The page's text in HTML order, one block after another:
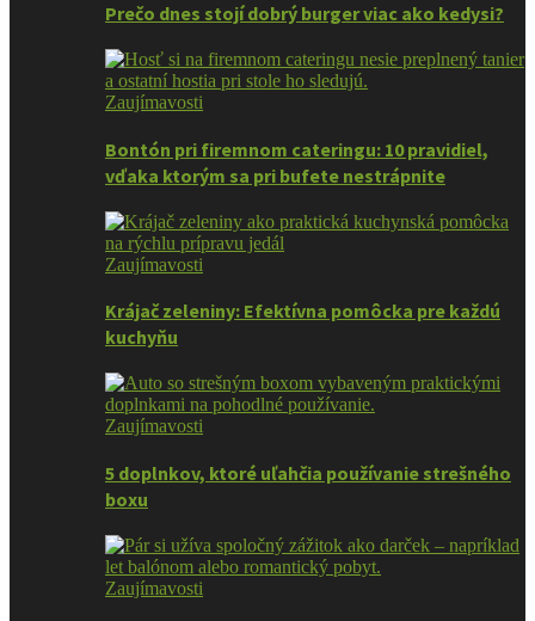
Prečo dnes stojí dobrý burger viac ako kedysi?
Zaujímavosti
Bontón pri firemnom cateringu: 10 pravidiel,
vďaka ktorým sa pri bufete nestrápnite
Zaujímavosti
Krájač zeleniny: Efektívna pomôcka pre každú
kuchyňu
Zaujímavosti
5 doplnkov, ktoré uľahčia používanie strešného
boxu
Zaujímavosti